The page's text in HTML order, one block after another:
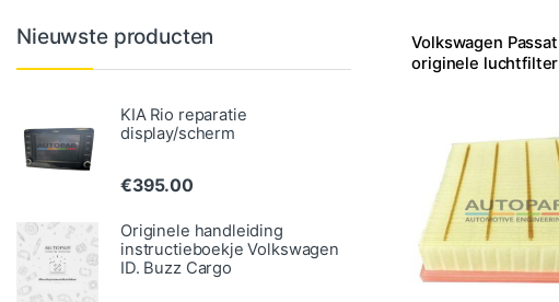
Volkswagen Passat
originele luchtfilter
Nieuwste producten
KIA Rio reparatie
display/scherm
€395.00
Originele handleiding
instructieboekje Volkswagen
ID. Buzz Cargo